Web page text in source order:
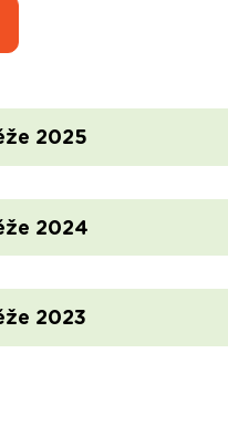
2025
2024
2023